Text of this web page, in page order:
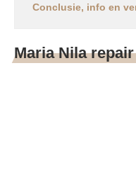
Conclusie, info en
Maria Nila